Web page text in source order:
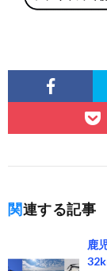
関連する記事
鹿